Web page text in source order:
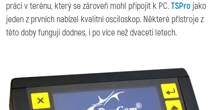
práci v terénu, který se zároveň mohl připojit k PC.TSPro jako
jeden z prvních nabízel kvalitní osciloskop. Některé přístroje z
této doby fungují dodnes, i po více než dvaceti letech.